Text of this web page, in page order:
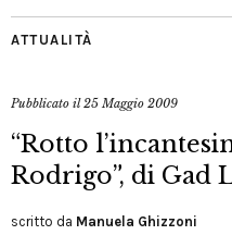
ATTUALITÀ
Pubblicato il25 Maggio 2009
“Rotto
Rodrigo”, di Gad
scritto da Manuela Ghizzoni